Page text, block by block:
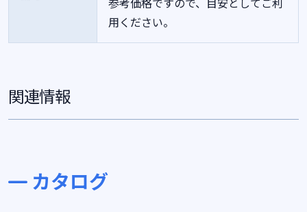
用ください。
関連情報
カタログ